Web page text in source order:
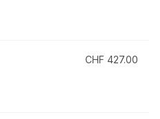
CHF 427.00